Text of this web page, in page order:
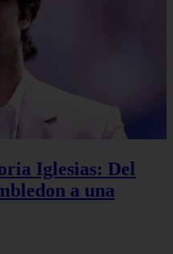
Iglesias: Del
a una